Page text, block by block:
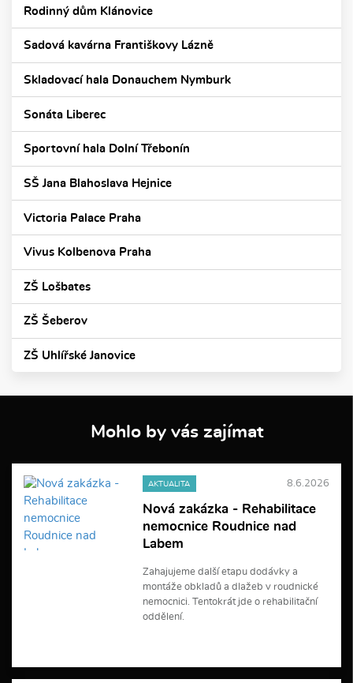
Rodinný dům Klánovice
Sadová kavárna Františkovy Lázně
Skladovací hala Donauchem Nymburk
Sonáta Liberec
Sportovní hala Dolní Třebonín
SŠ Jana Blahoslava Hejnice
Victoria Palace Praha
Vivus Kolbenova Praha
ZŠ Lošbates
ZŠ Šeberov
ZŠ Uhlířské Janovice
Mohlo by vás zajímat
AKTUALITA 8.6.2026
Nová zakázka - Rehabilitace
nemocnice Roudnice nad
Labem
Zahajujeme další etapu dodávky a
montáže obkladů a dlažeb v roudnické
nemocnici. Tentokrát jde o rehabilitační
oddělení.